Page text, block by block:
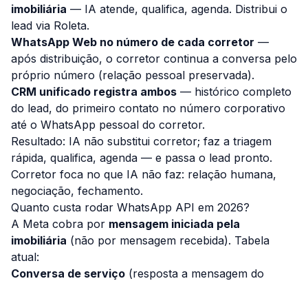
imobiliária — IA atende, qualifica, agenda. Distribui o
lead via Roleta.
WhatsApp Web no número de cada corretor —
após distribuição, o corretor continua a conversa pelo
próprio número (relação pessoal preservada).
CRM unificado registra ambos — histórico completo
do lead, do primeiro contato no número corporativo
até o WhatsApp pessoal do corretor.
Resultado: IA não substitui corretor; faz a triagem
rápida, qualifica, agenda — e passa o lead pronto.
Corretor foca no que IA não faz: relação humana,
negociação, fechamento.
Quanto custa rodar WhatsApp API em 2026?
A Meta cobra por mensagem iniciada pela
imobiliária (não por mensagem recebida). Tabela
atual:
Conversa de serviço (resposta a mensagem do